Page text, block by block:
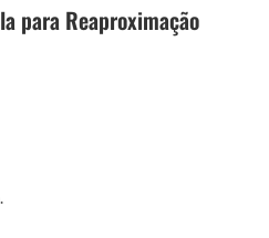
para Reaproximação